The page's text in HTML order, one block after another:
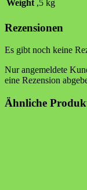
Weight ,5 kg
Rezensionen
Es gibt noch keine
Nur angemeldete
eine Rezension
Ähnliche